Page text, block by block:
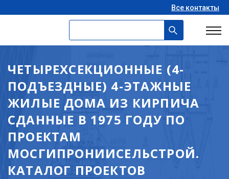
Все контакты
ЧЕТЫРЕХСЕКЦИОННЫЕ (4-
ПОДЪЕЗДНЫЕ) 4-ЭТАЖНЫЕ
ЖИЛЫЕ ДОМА ИЗ КИРПИЧА
СДАННЫЕ В 1975 ГОДУ ПО
ПРОЕКТАМ
МОСГИПРОНИИСЕЛЬСТРОЙ.
КАТАЛОГ ПРОЕКТОВ